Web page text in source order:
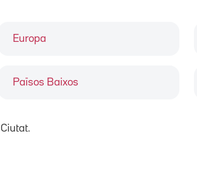
Europa
Països Baixos
Ciutat.